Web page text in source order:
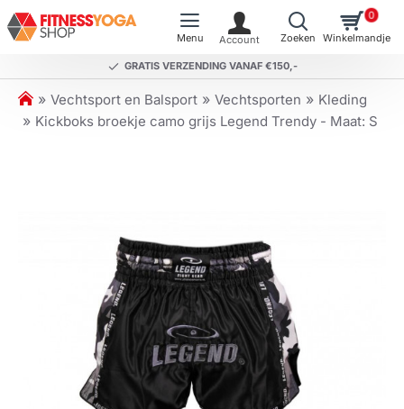
GRATIS VERZENDING VANAF €150,-
0
h
o
Vechtsport en Balsport Vechtsporten
Kleding
Kickboks broekje camo grijs Legend Trendy - Maat: S